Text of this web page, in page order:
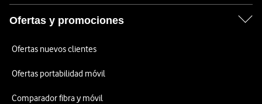
Ofertas y promociones
Ofertas nuevos clientes
Ofertas portabilidad móvil
Comparador fibra y móvil